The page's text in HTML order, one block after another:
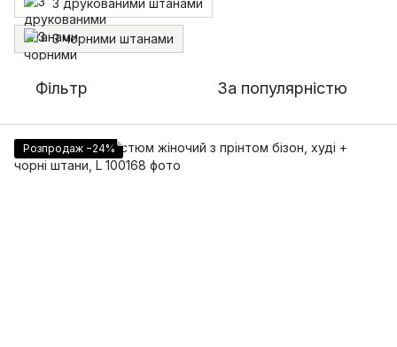
З друкованими штанами
З чорними штанами
Фільтр За популярністю
Розпродаж −24%